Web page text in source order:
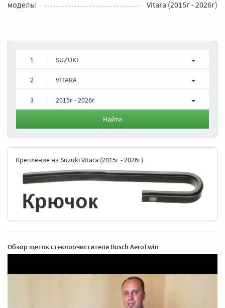
модель: Vitara (2015г - 2026г)
1 SUZUKI
2 VITARA
3 2015г - 2026г
Найти
Крепление на Suzuki Vitara (2015г - 2026г)
Обзор щеток стеклоочистителя Bosch AeroTwin